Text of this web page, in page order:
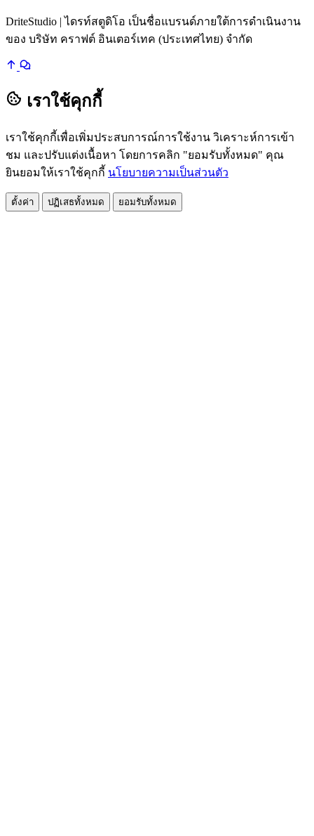
DriteStudio | ไดรท์สตูดิโอ เป็นชื่อแบรนด์ภายใต้การดำเนินงาน
ของ บริษัท คราฟต์ อินเตอร์เทค (ประเทศไทย) จำกัด
เราใช้คุกกี้
เราใช้คุกกี้เพื่อเพิ่มประสบการณ์การใช้งาน วิเคราะห์การเข้า
ชม และปรับแต่งเนื้อหา โดยการคลิก "ยอมรับทั้งหมด" คุณ
ยินยอมให้เราใช้คุกกี้ นโยบายความเป็นส่วนตัว
ตั้งค่า ปฏิเสธทั้งหมด ยอมรับทั้งหมด